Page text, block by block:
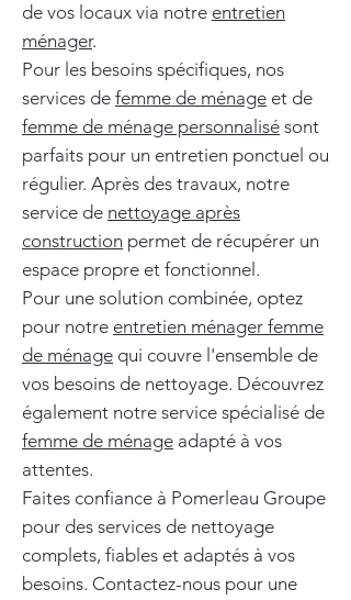
de vos locaux via notre entretien
ménager.
Pour les besoins spécifiques, nos
services de femme de ménage et de
femme de ménage personnalisé sont
parfaits pour un entretien ponctuel ou
régulier. Après des travaux, notre
service de nettoyage après
construction permet de récupérer un
espace propre et fonctionnel.
Pour une solution combinée, optez
pour notre entretien ménager femme
de ménage qui couvre l'ensemble de
vos besoins de nettoyage. Découvrez
également notre service spécialisé de
femme de ménage adapté à vos
attentes.
Faites confiance à Pomerleau Groupe
pour des services de nettoyage
complets, fiables et adaptés à vos
besoins. Contactez-nous pour une